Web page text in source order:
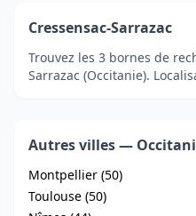
Cressensac-Sarrazac
Trouvez les 3 bornes de
Sarrazac (Occitanie).
Autres villes —
Montpellier (50)
Toulouse (50)